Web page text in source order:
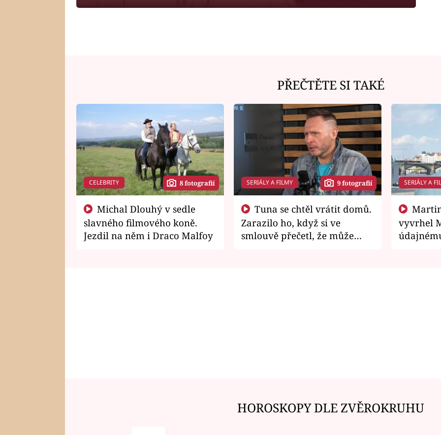
PŘEČTĚTE SI TAKÉ
CELEBRITY 8 fotografií
slavného filmového koně.
Jezdil na něm i Draco Malfoy
SERIÁLY A FILMY 9 fotografií
Zarazilo ho, když si ve
smlouvě přečetl, že může
SERIÁLY A
vyvrhel
HOROSKOPY DLE ZVĚROKRUHU